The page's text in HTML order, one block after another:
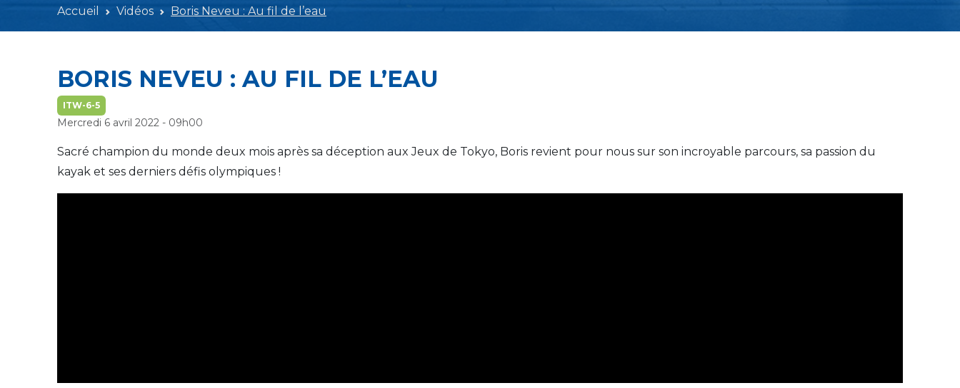
Accueil Vidéos Boris Neveu : Au fil de l’eau
BORIS NEVEU : AU FIL DE L’EAU
ITW-6-5
Mercredi 6 avril 2022 - 09h00
Sacré champion du monde deux mois après sa déception aux Jeux de Tokyo, Boris revient pour nous sur son incroyable parcours, sa passion du
kayak et ses derniers défis olympiques !